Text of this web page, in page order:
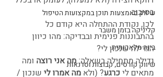
שיווק באמצעות תוכן במקצועות הטיפול
קליניקה בזמן משבר
בינה מלאכותית
שיווק קורסים, קבוצות וסדנאות
בסיבוב.
לכן, נקודת ההתחלה היא קודם כל
בהתבוננות פנימית ובבדיקה: מהו כיוון
הגדילה שנכון לי?
גדילה מתחילה בשאלה: מה אני רוצה ומה
מתאים לי כרגע? (ולא מה אמרו לי שנכון /